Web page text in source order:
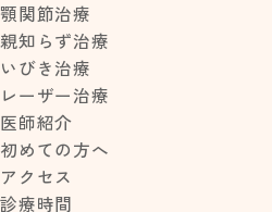
顎関節治療
親知らず治療
いびき治療
レーザー治療
医師紹介
初めての方へ
アクセス
診療時間
受付の林田です。 先日、福岡県
の糸島に行きました！ 学生時代
は福岡で過ごしていましたが、
糸島にははじめて行きました
学生時代の友人とドライブをし
ながら車で行きました
休でしたのでどこのお店も行列